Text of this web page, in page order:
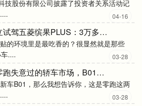
技股份有限公司披露了投资者关系活动记
04-16
鼎配配资 独立试驾五菱缤果PLUS：3万多的工具车，但不是廉价“老头乐”_车身_补贴_台车
的环境里是最吃香的？很显然就是那些
....
03-28
证星策略 让零跑失意过的轿车市场，B01能夺回来吗？_产品_销量_斯特兰蒂斯
车B01，那么我想告诉你，这是零跑这两
03-28